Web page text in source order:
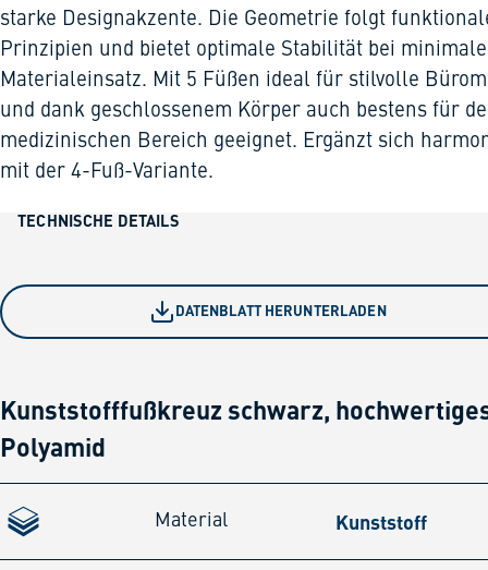
starke Designakzente. Die Geometrie folgt
Prinzipien und bietet optimale Stabilität bei
Materialeinsatz. Mit 5 Füßen ideal für stilvolle
und dank geschlossenem Körper auch bestens für
medizinischen Bereich geeignet. Ergänzt sich
mit der 4-Fuß-Variante.
TECHNISCHE DETAILS
DATENBLATT HERUNTERLADEN
Kunststofffußkreuz schwarz,
Polyamid
Material Kunststoff